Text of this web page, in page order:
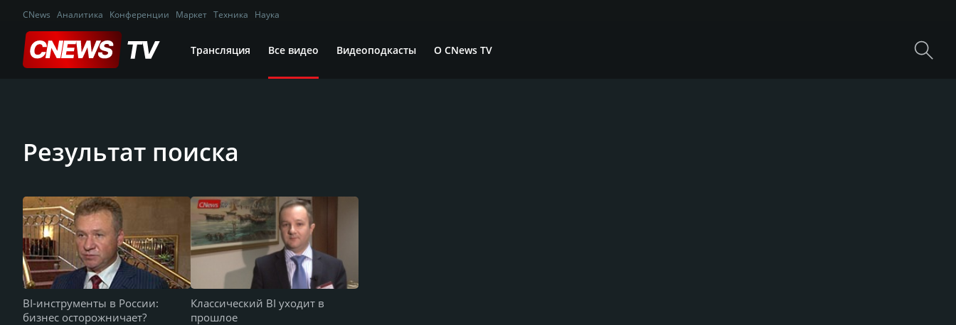
CNews Аналитика Конференции Маркет Техника Наука
Трансляция Все видео Видеоподкасты О CNews TV
Результат поиска
BI-инструменты в России:
бизнес осторожничает?
Классический BI уходит в
прошлое